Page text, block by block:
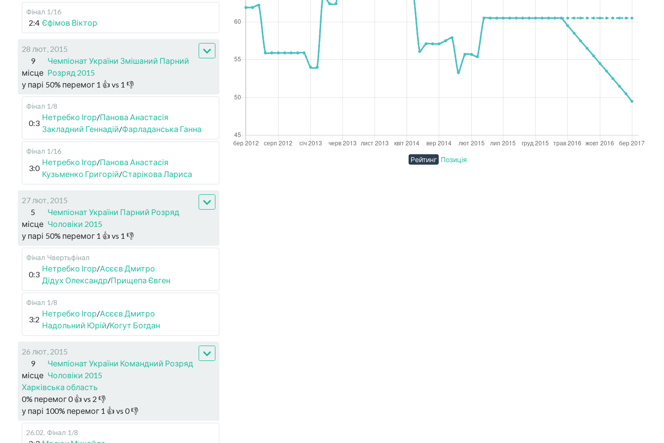
Фінал 1/16
2:4 Єфімов Віктор
28 лют, 2015
9
місце
Чемпіонат України Змішаний Парний
Розряд 2015
у парі 50% перемог 1 👍 vs 1 👎
Фінал 1/8
0:3
Нетребко Ігор/Панова Анастасія
Закладний Геннадій/Фарладанська Ганна
Фінал 1/16
3:0
Нетребко Ігор/Панова Анастасія
Кузьменко Григорій/Старікова Лариса
27 лют, 2015
5
місце
Чемпіонат України Парний Розряд
Чоловіки 2015
у парі 50% перемог 1 👍 vs 1 👎
Фінал Чвертьфінал
0:3
Нетребко Ігор/Асєєв Дмитро
Дідух Олександр/Прищепа Євген
Фінал 1/8
3:2
Нетребко Ігор/Асєєв Дмитро
Надольний Юрій/Когут Богдан
26 лют, 2015
9
місце
Чемпіонат України Командний Розряд
Чоловіки 2015
Харківська область
0% перемог0👍 vs 2 👎
у парі 100% перемог 1 👍 vs 0👎
26.02. Фінал 1/8
Рейтинг Позиція